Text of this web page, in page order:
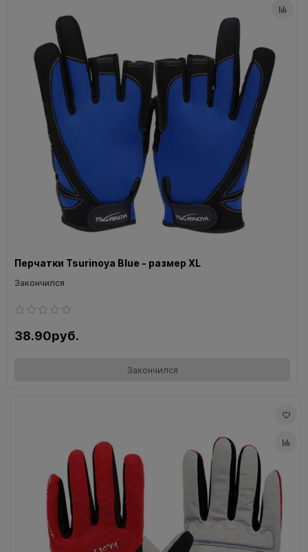
Перчатки Tsurinoya Blue - размер XL
Закончился
38.90руб.
Закончился